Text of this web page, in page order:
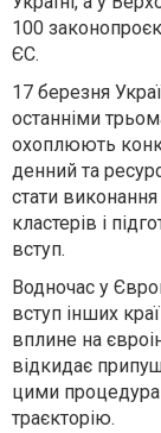
100
ЄС.
17 березня
останніми
охоплюють
денний та
стати
кластерів і
вступ.
Водночас у
вступ інших
вплине на
відкидає
цими
траєкторію.